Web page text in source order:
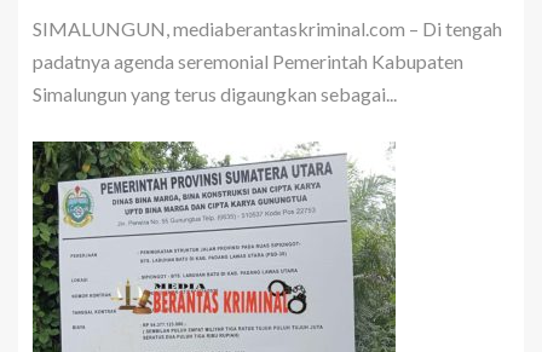
SIMALUNGUN, mediaberantaskriminal.com – Di tengah
padatnya agenda seremonial Pemerintah Kabupaten
Simalungun yang terus digaungkan sebagai...